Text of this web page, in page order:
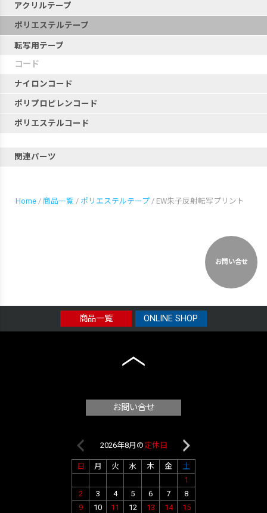
アクリルテープ
ポリエステルテープ
転写用テープ
コード
ナイロンコード
ポリプロピレンコード
ポリエステルコード
関連パーツ
Home/ 商品一覧 / ポリエステルテープ/ EW朱子反射転写プリント
お問い合せ
商品一覧 ONLINE SHOP
お問い合せ
2026年8月の 定休日
日 月 火 水 木 金
土
1
2
3 4 5 6 7
8
9
10 11 12 13 14 15